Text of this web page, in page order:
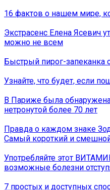
16 фактов о нашем мире,
Экстрасенс Елена Ясевич
можно не всем
Быстрый пирог-запеканка
Узнайте, что будет, если
В Париже была
нетронутой более 70 лет
Правда о каждом знаке
Самый короткий и
Употребляйте этот
возможные болезни
7 простых и доступных